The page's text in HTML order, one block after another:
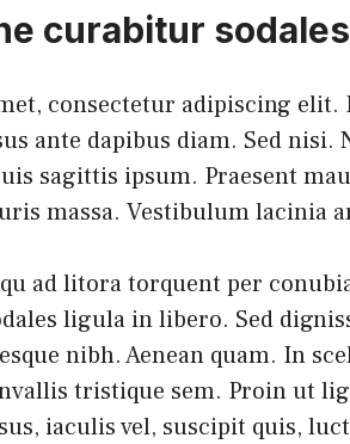
curabitur
consectetur adipiscing elit.
ante dapibus diam. Sed nisi.
sagittis ipsum. Praesent
massa. Vestibulum lacinia
ad litora torquent per
ligula in libero. Sed
nibh. Aenean quam. In
tristique sem. Proin ut
iaculis vel, suscipit quis,